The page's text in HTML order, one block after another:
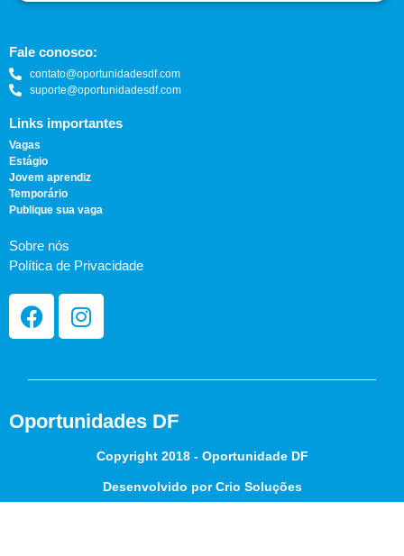
Fale conosco:
contato@oportunidadesdf.com
suporte@oportunidadesdf.com
Links importantes
Vagas
Estágio
Jovem aprendiz
Temporário
Publique sua vaga
Sobre nós
Política de Privacidade
Oportunidades DF
Copyright 2018 - Oportunidade DF
Desenvolvido por Crio Soluções